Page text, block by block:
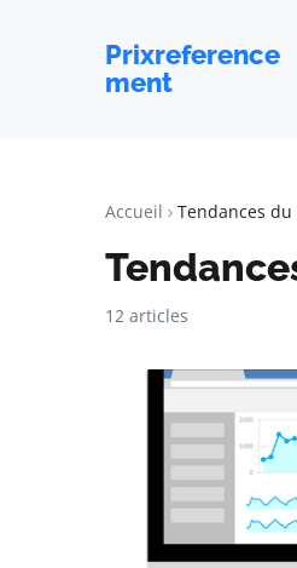
Prixreference
ment
Accueil Tendances
12 articles